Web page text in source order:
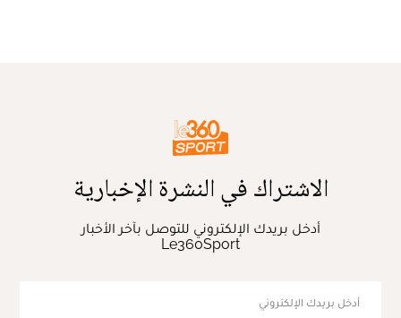
الاشتراك في النشرة الإخبارية
أدخل بريدك الإلكتروني للتوصل بآخر الأخبار
Le360Sport